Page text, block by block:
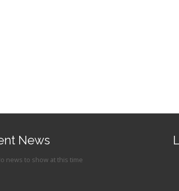
News
news to show at this time